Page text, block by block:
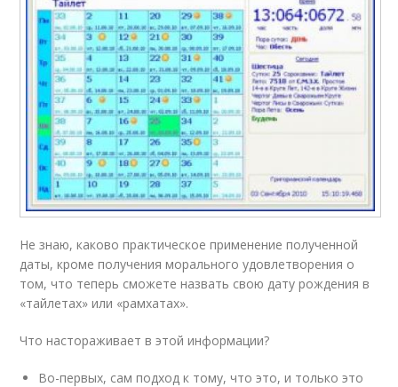
Не знаю, каково практическое применение полученной
даты, кроме получения морального удовлетворения о
том, что теперь сможете назвать свою дату рождения в
«тайлетах» или «рамхатах».
Что настораживает в этой информации?
Во-первых, сам подход к тому, что это, и только это